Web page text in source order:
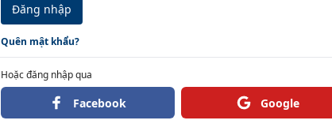
Đăng nhập
Quên mật khẩu?
Hoặc đăng nhập qua
Facebook Google